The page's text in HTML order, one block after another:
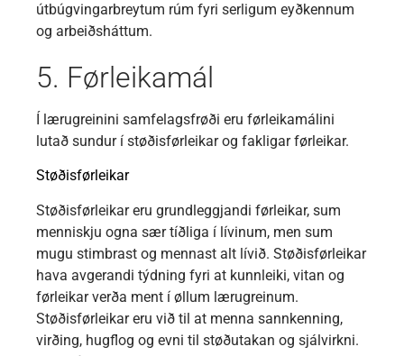
útbúgvingarbreytum rúm fyri serligum eyðkennum
og arbeiðsháttum.
5. Førleikamál
Í lærugreinini samfelagsfrøði eru førleikamálini
lutað sundur í støðisførleikar og fakligar førleikar.
Støðisførleikar
Støðisførleikar eru grundleggjandi førleikar, sum
menniskju ogna sær tíðliga í lívinum, men sum
mugu stimbrast og mennast alt lívið. Støðisførleikar
hava avgerandi týdning fyri at kunnleiki, vitan og
førleikar verða ment í øllum lærugreinum.
Støðisførleikar eru við til at menna sannkenning,
virðing, hugflog og evni til støðutakan og sjálvirkni.